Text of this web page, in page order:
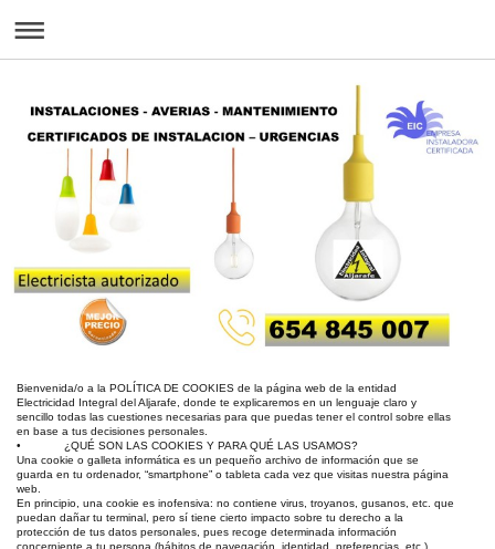
Bienvenida/o a la POLÍTICA DE COOKIES de la página web de la entidad
Electricidad Integral del Aljarafe, donde te explicaremos en un lenguaje claro y
sencillo todas las cuestiones necesarias para que puedas tener el control sobre ellas
en base a tus decisiones personales.
• ¿QUÉ SON LAS COOKIES Y PARA QUÉ LAS USAMOS?
Una cookie o galleta informática es un pequeño archivo de información que se
guarda en tu ordenador, “smartphone” o tableta cada vez que visitas nuestra página
web.
En principio, una cookie es inofensiva: no contiene virus, troyanos, gusanos, etc. que
puedan dañar tu terminal, pero sí tiene cierto impacto sobre tu derecho a la
protección de tus datos personales, pues recoge determinada información
concerniente a tu persona (hábitos de navegación, identidad, preferencias, etc.).